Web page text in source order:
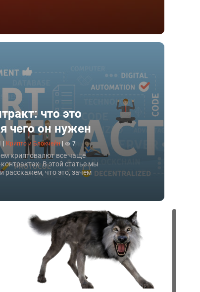
что это
чего он нужен
Крипто и Блокчейн 7
криптовалют все чаще
В этой статье мы
расскажем, что это, зачем